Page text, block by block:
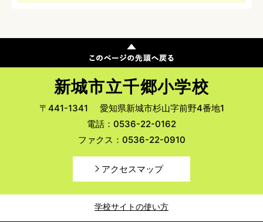
学校サイトの使い方
新城市立千郷小学校
〒441-1341
愛知県新城市杉山字前野4番地1
電話：0536-22-0162
ファクス：0536-22-0910
アクセスマップ